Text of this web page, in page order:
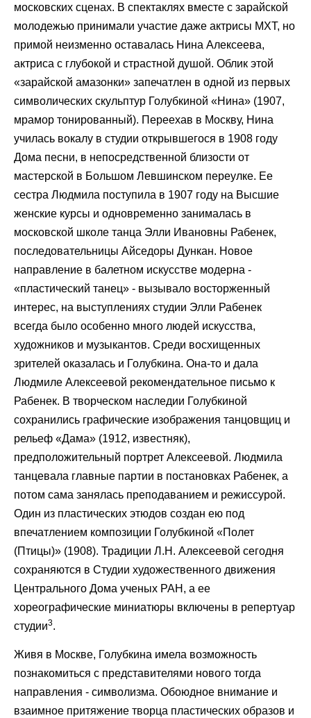
московских сценах. В спектаклях вместе с зарайской
молодежью принимали участие даже актрисы МХТ, но
примой неизменно оставалась Нина Алексеева,
актриса с глубокой и страстной душой. Облик этой
«зарайской амазонки» запечатлен в одной из первых
символических скульптур Голубкиной «Нина» (1907,
мрамор тонированный). Переехав в Москву, Нина
училась вокалу в студии открывшегося в 1908 году
Дома песни, в непосредственной близости от
мастерской в Большом Левшинском переулке. Ее
сестра Людмила поступила в 1907 году на Высшие
женские курсы и одновременно занималась в
московской школе танца Элли Ивановны Рабенек,
последовательницы Айседоры Дункан. Новое
направление в балетном искусстве модерна -
«пластический танец» - вызывало восторженный
интерес, на выступлениях студии Элли Рабенек
всегда было особенно много людей искусства,
художников и музыкантов. Среди восхищенных
зрителей оказалась и Голубкина. Она-то и дала
Людмиле Алексеевой рекомендательное письмо к
Рабенек. В творческом наследии Голубкиной
сохранились графические изображения танцовщиц и
рельеф «Дама» (1912, известняк),
предположительный портрет Алексеевой. Людмила
танцевала главные партии в постановках Рабенек, а
потом сама занялась преподаванием и режиссурой.
Один из пластических этюдов создан ею под
впечатлением композиции Голубкиной «Полет
(Птицы)» (1908). Традиции Л.Н. Алексеевой сегодня
сохраняются в Студии художественного движения
Центрального Дома ученых РАН, а ее
хореографические миниатюры включены в репертуар
студии3.
Живя в Москве, Голубкина имела возможность
познакомиться с представителями нового тогда
направления - символизма. Обоюдное внимание и
взаимное притяжение творца пластических образов и